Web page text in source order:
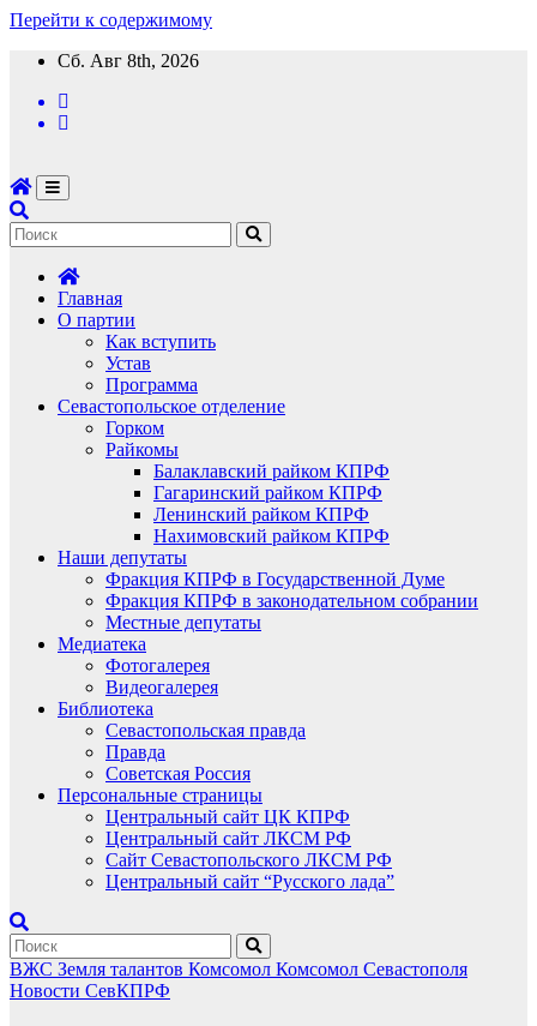
Перейти к содержимому
Сб. Авг 8th, 2026
Главная
О партии
Как вступить
Устав
Программа
Севастопольское отделение
Горком
Райкомы
Балаклавский райком КПРФ
Гагаринский райком КПРФ
Ленинский райком КПРФ
Нахимовский райком КПРФ
Наши депутаты
Фракция КПРФ в Государственной Думе
Фракция КПРФ в законодательном собрании
Местные депутаты
Медиатека
Фотогалерея
Видеогалерея
Библиотека
Севастопольская правда
Правда
Советская Россия
Персональные страницы
Центральный сайт ЦК КПРФ
Центральный сайт ЛКСМ РФ
Сайт Севастопольского ЛКСМ РФ
Центральный сайт “Русского лада”
ВЖС Земля талантов Комсомол Комсомол Севастополя
Новости СевКПРФ